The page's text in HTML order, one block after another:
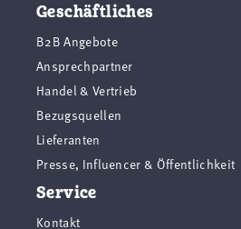
Geschäftliches
B2B Angebote
Ansprechpartner
Handel & Vertrieb
Bezugsquellen
Lieferanten
Presse, Influencer & Öffentlichkeit
Service
Kontakt